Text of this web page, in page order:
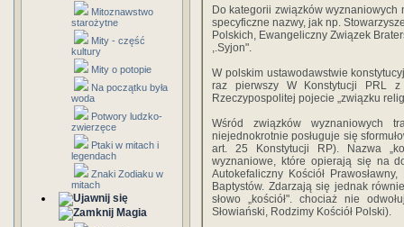
Mitoznawstwo
starożytne
Mity - część
kultury
Mity o potopie
Na początku była
woda
Potwory ludzko-
zwierzęce
Ptaki w mitach i
legendach
Znaki Zodiaku w
mitach
Magia
Do kategorii związków
specyficzne nazwy, jak np.
Polskich, Ewangeliczny Związek
,.Syjon".
W polskim ustawodawstwie
raz pierwszy W Konstytucji PRL
Rzeczypospolitej pojecie „związku
Wśród związków wyznaniowych
niejednokrotnie posługuje się
art. 25 Konstytucji RP). Nazwa
wyznaniowe, które opierają się na
Autokefaliczny Kościół
Baptystów. Zdarzają się jednak
słowo „kościół". chociaż nie
Słowiański, Rodzimy Kościół Polski).